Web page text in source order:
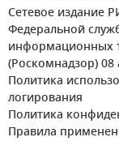
Сетевое издание
Федеральной
информационных
(Роскомнадзор) 08
Политика
логирования
Политика
Правила